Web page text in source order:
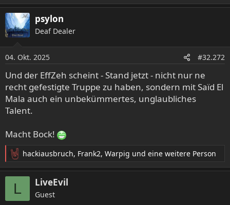
e
a
k
t
o
n
e
n
:
psylon
Deaf Dealer
04. Okt. 2025 #32.272
Und der EffZeh scheint - Stand jetzt - nicht nur ne
recht gefestigte Truppe zu haben, sondern mit Saïd El
Mala auch ein unbekümmertes, unglaubliches
Talent.
Macht Bock!
R
e
a
hackiausbruch, Frank2, Warpig und eine weitere Person
L LiveEvil
Guest